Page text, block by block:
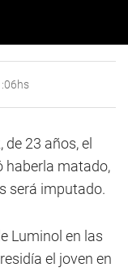
23 años, el
haberla matado,
será imputado.
Luminol en las
el joven en